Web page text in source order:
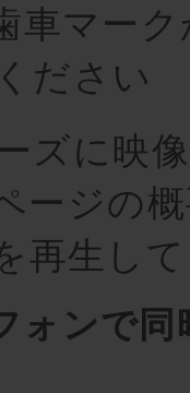
車マー
ださい
ズに映
ージの
再生し
ォンで